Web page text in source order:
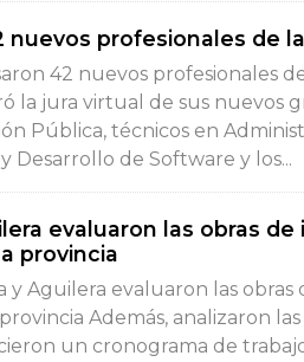
nuevos profesionales de
42 nuevos profesionales
la jura virtual de sus nuevos
Pública, técnicos en
Desarrollo de Software y los...
evaluaron las obras
provincia
y Aguilera evaluaron las
Además, analizaron
un cronograma de